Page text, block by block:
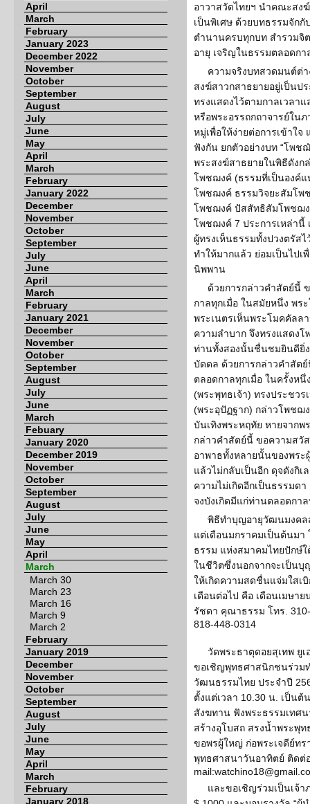
April
March
February
January 2023
December 2022
November
October
September
August
July
June
May
April
March
February
January 2022
December
November
October
September
July
June
April
March
February
January 2021
December
November
October
September
August
July
June
March
Febuary
January 2020
December 2019
November
October
September
August
July
June
May
April
March
March 30
March 23
March 16
March 9
March 2
February
January 2019
December
November
October
September
August
July
June
May
April
March
February
January 2018
อาวาสวัดไทยฯ นำคณะสง
เป็นพิเศษ ด้วยบทธรรมจัก
ตำนานครบทุกบท สำรวมจิ
อายุ เจริญในธรรมตลอดก
ความจริงบทสวดมนต์ต่
สงฆ์สาวกสาธยายอยู่เป็นป
ทรงแสดงไว้ตามกาลเวลา
หรือพระอรรถกถาจารย์ใน
หมู่เพื่อให้ง่ายต่อการเข้าใ
ฟังกัน ยกตัวอย่างบท “โพช
พระสงฆ์สาธยายในพิธีดังก
โพชฌงค์ (ธรรมที่เป็นองค์แ
โพชฌงค์ ธรรมวิจยะสัมโ
โพชฌงค์ ปัสสัทธิสัมโพชฌ
โพชฌงค์ 7 ประการเหล่านี้
ผู้ทรงเห็นธรรมทั้งปวงตรัส
ทำให้มากแล้ว ย่อมเป็นไปเ
นิพพาน
ด้วยการกล่าวคำสัตย์นี้
กาลทุกเมื่อ ในสมัยหนึ่ง พร
พระเนตรเห็นพระโมคคัลล
ความลำบาก จึงทรงแสดง
ท่านทั้งสองนั้นชื่นชมยินดียิ่
บัดดล ด้วยการกล่าวคำสัต
ตลอดกาลทุกเมื่อ ในครั้งหนึ่
(พระพุทธเจ้า) ทรงประชว
(พระอุปัฏฐาก) กล่าวโพชฌ
บันเทิงพระหฤทัย หายจาก
กล่าวคำสัตย์นี้ ขอความสวั
อาพาธทั้งหลายนั้นของพร
แล้วไม่กลับเป็นอีก ดุจดังกิเ
ความไม่เกิดอีกเป็นธรรมด
จงบังเกิดมีแก่ท่านตลอดกา
พิธีทำบุญอายุวัฒนมงคล
แต่เดือนมกราคมเป็นต้นม
ธรรม แห่งสมาคมไทยปักษ์
ในชีวิตซึ่งนอกจากจะเป็นบุ
ให้เกิดความสดชื่นแจ่มใสเ
เดือนต่อไป คือ เดือนเมษา
รัชดา คุณาธรรม โทร.
818-448-0314
วัดพระธาตุดอยสุเทพ ยู
ขอเชิญพุทธศาสนิกชนร่วม
วัฒนธรรมไทย ประจำปี
ตั้งแต่เวลา 10.30 น. เป็น
สังฆทาน ฟังพระธรรมเทศ
สร้างอุโบสถ สรงน้ำพระพุ
ขอพรผู้ใหญ่ ก่อพระเจดีย์ทร
พุทธศาสนาวันอาทิตย์ ติดต่
และขอเชิญร่วมเป็นเจ้